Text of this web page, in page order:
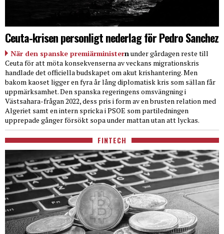
Ceuta-krisen personligt nederlag för Pedro Sanchez
När den spanske premiärministernunder gårdagen reste till
Ceuta för att möta konsekvenserna av veckans migrationskris
handlade det officiella budskapet om akut krishantering. Men
bakom kaoset ligger en fyra år lång diplomatisk kris som sällan får
uppmärksamhet. Den spanska regeringens omsvängning i
Västsahara-frågan 2022, dess pris i form av en brusten relation med
Algeriet samt en intern spricka i PSOE som partiledningen
upprepade gånger försökt sopa under mattan utan att lyckas.
FINTECH